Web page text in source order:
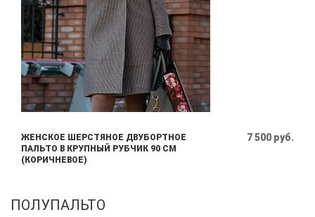
ЖЕНСКОЕ ШЕРСТЯНОЕ ДВУБОРТНОЕ
ПАЛЬТО В КРУПНЫЙ РУБЧИК 90 СМ
(КОРИЧНЕВОЕ)
7 500 руб.
ПОЛУПАЛЬТО